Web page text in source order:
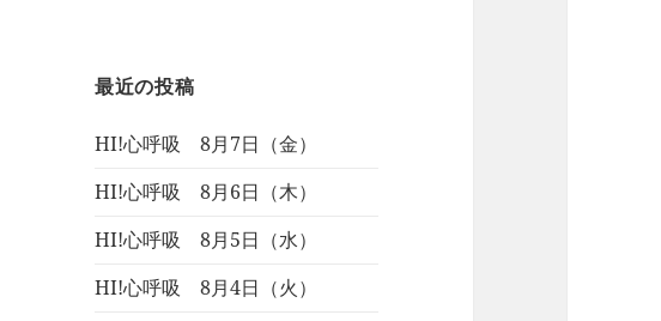
最近の投稿
HI!心呼吸 8月7日（金）
HI!心呼吸 8月6日（木）
HI!心呼吸 8月5日（水）
HI!心呼吸 8月4日（火）